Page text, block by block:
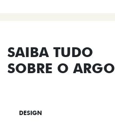
SAIBA TUDO
SOBRE O ARGO
DESIGN